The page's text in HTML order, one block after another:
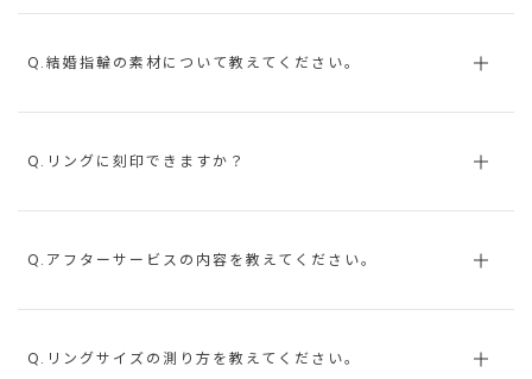
Q.結婚指輪の素材について教えてください。
Q.リングに刻印できますか？
Q.アフターサービスの内容を教えてください。
Q.リングサイズの測り方を教えてください。